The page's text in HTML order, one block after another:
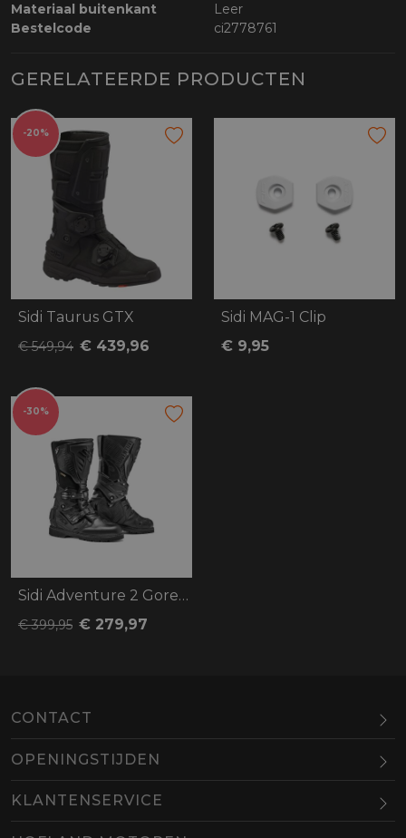
Materiaal buitenkant
Leer
Bestelcode
ci2778761
GERELATEERDE PRODUCTEN
-20%
Sidi Taurus GTX
€ 549,94 € 439,96
Sidi MAG-1 Clip
€ 9,95
-30%
Sidi Adventure 2 Gore-Tex
€ 399,95 € 279,97
CONTACT
OPENINGSTIJDEN
Maandag
Dinsdag
10.00-18.00
KLANTENSERVICE